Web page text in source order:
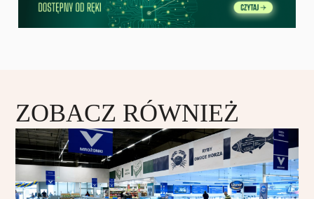
ZOBACZ RÓWNIEŻ